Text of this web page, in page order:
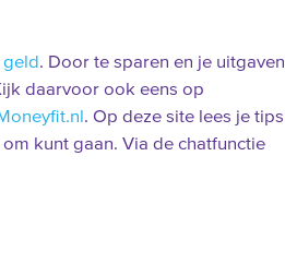
. Door te sparen en je uitgaven
daarvoor ook eens op
. Op deze site lees je tips
kunt gaan. Via de chatfunctie